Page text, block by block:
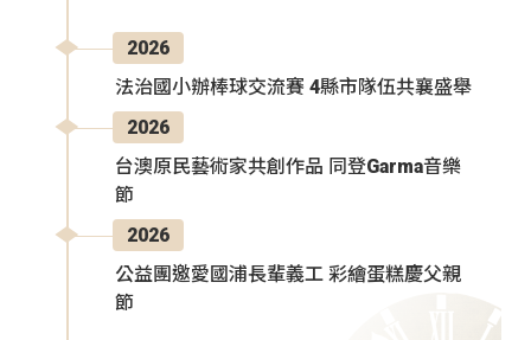
2026
法治國小辦棒球交流賽 4縣市隊伍共襄盛舉
2026
台澳原民藝術家共創作品 同登Garma音樂
節
2026
公益團邀愛國浦長輩義工 彩繪蛋糕慶父親
節